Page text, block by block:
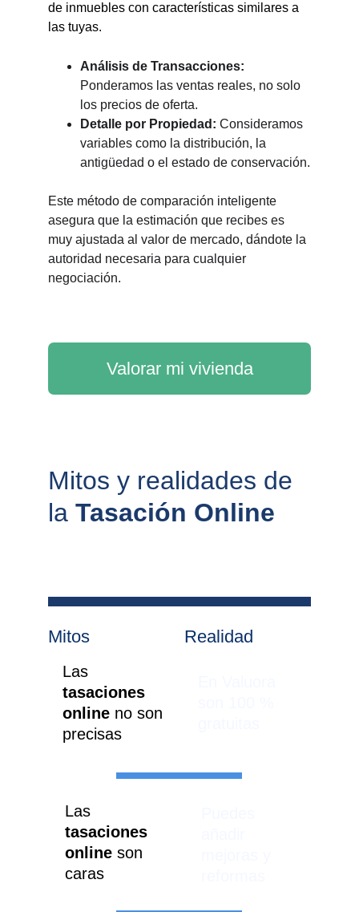
de inmuebles con características similares a
las tuyas.
Análisis de Transacciones:
Ponderamos las ventas reales, no solo
los precios de oferta.
Detalle por Propiedad: Consideramos
variables como la distribución, la
antigüedad o el estado de conservación.
Este método de comparación inteligente
asegura que la estimación que recibes es
muy ajustada al valor de mercado, dándote la
autoridad necesaria para cualquier
negociación.
Valorar mi vivienda
Mitos y realidades de
la Tasación Online
Mitos Realidad
Las
tasaciones
online no son
precisas
Las
tasaciones
online son
caras